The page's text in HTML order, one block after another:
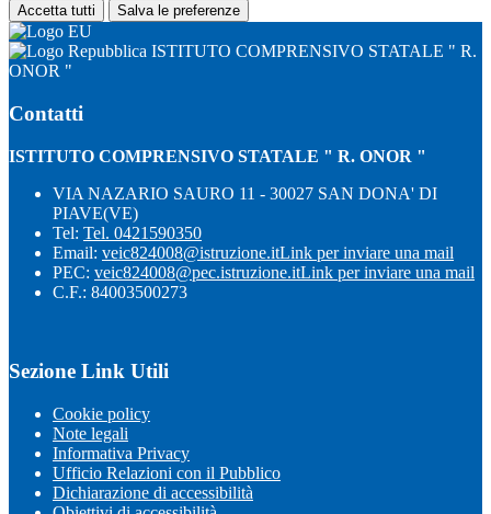
Accetta tutti Salva le preferenze
ISTITUTO COMPRENSIVO STATALE " R.
ONOR "
Contatti
ISTITUTO COMPRENSIVO STATALE " R. ONOR "
VIA NAZARIO SAURO 11 - 30027 SAN DONA' DI
PIAVE(VE)
Tel: Tel. 0421590350
Email: veic824008@istruzione.itLink per inviare una mail
PEC: veic824008@pec.istruzione.itLink per inviare una mail
C.F.: 84003500273
Sezione Link Utili
Cookie policy
Note legali
Informativa Privacy
Ufficio Relazioni con il Pubblico
Dichiarazione di accessibilità